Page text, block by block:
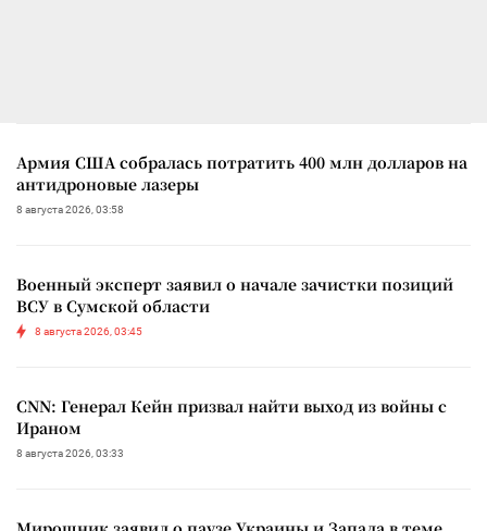
Армия США собралась потратить 400 млн долларов на
антидроновые лазеры
8 августа 2026, 03:58
Военный эксперт заявил о начале зачистки позиций
ВСУ в Сумской области
8 августа 2026, 03:45
CNN: Генерал Кейн призвал найти выход из войны с
Ираном
8 августа 2026, 03:33